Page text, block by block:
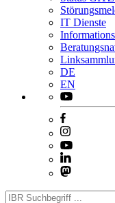
IT Dienste
DE
EN